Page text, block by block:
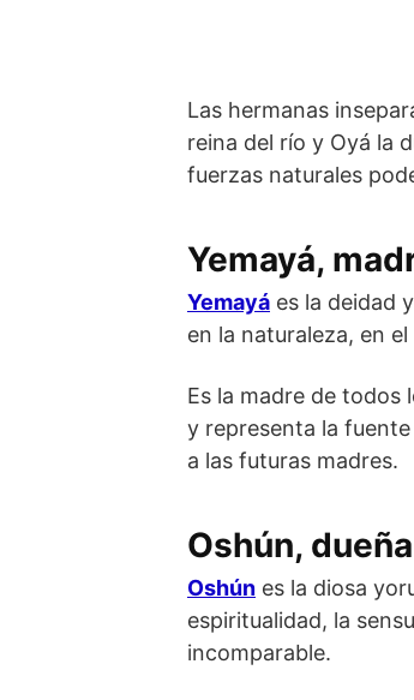
Las hermanas
reina del río y Oyá la
fuerzas naturales
Yemayá,
Yemayá es la deidad
en la naturaleza, en
Es la madre de todos
y representa la
a las futuras madres.
Oshún,
Oshún es la diosa
espiritualidad, la
incomparable.